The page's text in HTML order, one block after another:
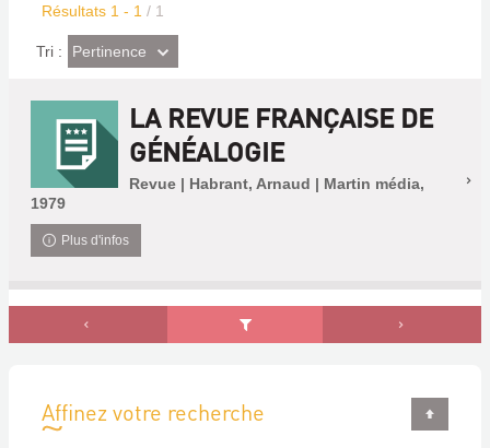
Résultats 1 - 1 / 1
Tri : (Effet
imédiat)
Pertinence
LA REVUE FRANÇAISE DE
GÉNÉALOGIE
Revue | Habrant, Arnaud | Martin média,
1979
Plus d'infos
Affinez votre recherche